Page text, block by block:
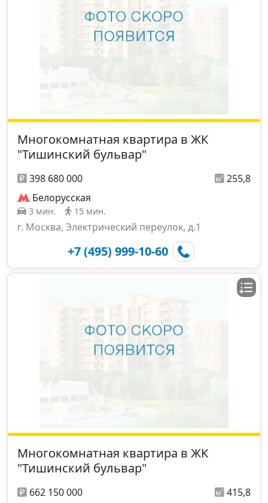
Многокомнатная квартира в ЖК
"Тишинский бульвар"
398 680 000
255,8
Белорусская
3 мин. 15 мин.
г. Москва, Электрический переулок, д.1
+7 (495) 999-10-60
Многокомнатная квартира в ЖК
"Тишинский бульвар"
662 150 000 415,8